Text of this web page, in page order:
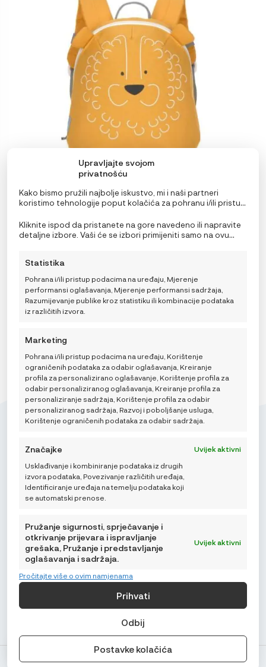
Upravljajte svojom
privatnošću
Kako bismo pružili najbolje iskustvo, mi i naši partneri
koristimo tehnologije poput kolačića za pohranu i/ili pristup
omogućit će nama i našim partnerima obradu osobnih
podataka kao što su ponašanje pri pregledavanju ili
jedinstveni ID-ovi na ovoj stranici i prikazujemo
privole može negativno utjecati na određene značajke i
Kliknite ispod da pristanete na gore navedeno ili napravite
detaljne izbore. Vaši će se izbori primijeniti samo na ovu
prekidača na Politici kolačića ili klikom na gumb za
upravljanje privolom na dnu ekrana.
Statistika
Pohrana i/ili pristup podacima na uređaju, Mjerenje
performansi oglašavanja, Mjerenje performansi sadržaja,
Razumijevanje publike kroz statistiku ili kombinacije podataka
iz različitih izvora.
Marketing
Pohrana i/ili pristup podacima na uređaju, Korištenje
ograničenih podataka za odabir oglašavanja, Kreiranje
profila za personalizirano oglašavanje, Korištenje profila za
odabir personaliziranog oglašavanja, Kreiranje profila za
personaliziranje sadržaja, Korištenje profila za odabir
personaliziranog sadržaja, Razvoj i poboljšanje usluga,
Korištenje ograničenih podataka za odabir sadržaja.
Značajke
Uvijek aktivni
Usklađivanje i kombiniranje podataka iz drugih
izvora podataka, Povezivanje različitih uređaja,
Identificiranje uređaja na temelju podataka koji
se automatski prenose.
Pružanje sigurnosti, sprječavanje i
otkrivanje prijevara i ispravljanje
grešaka, Pružanje i predstavljanje
oglašavanja i sadržaja.
Uvijek aktivni
Pročitajte više o ovim namjenama
Prihvati
Odbij
Postavke kolačića
Lässig Tiny Ruksak About Friends Lav
DODAJ U KOŠARICU
Mikroedra d.o.o.
(01) 48 22 132
info@najnaj.eu
SAVJETI
PODRŠKA
© Najnaj.eu 2026.